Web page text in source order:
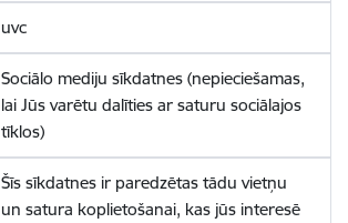
uvc
Sociālo mediju sīkdatnes (nepieciešamas,
lai Jūs varētu dalīties ar saturu sociālajos
tīklos)
Šīs sīkdatnes ir paredzētas tādu vietņu
un satura koplietošanai, kas jūs interesē